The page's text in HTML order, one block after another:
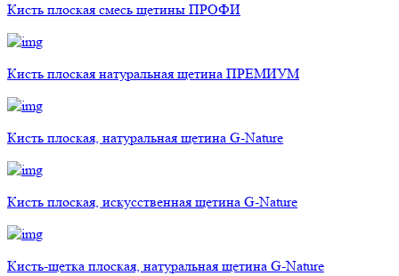
Кисть плоская смесь щетины ПРОФИ
Кисть плоская натуральная щетина ПРЕМИУМ
Кисть плоская, натуральная щетина G-Nature
Кисть плоская, искусственная щетина G-Nature
Кисть-щетка плоская, натуральная щетина G-Nature